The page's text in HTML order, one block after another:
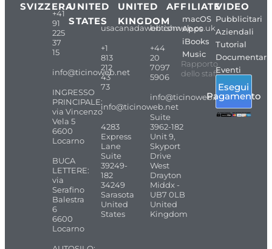
SVIZZERA
+41
91
225
37
15
info@ticinoweb.net
INGRESSO
PRINCIPALE:
via Vincenzo
Vela 5
6600
Locarno
BUCA
LETTERE:
via
Serafino
Balestra
6
6600
Locarno
UNITED
STATES
usacanadaweb.com
+1
813
212
43
73
info@ticinoweb.net
4283
Express
Lane
Suite
39249-
182
34249
Sarasota
United
States
UNITED
KINGDOM
britishweb.co.uk
+44
20
7097
5906
info@ticinoweb.net
Suite
3962-182
Unit 9,
Skyport
Drive
West
Drayton
Middx -
UB7 0LB
United
Kingdom
AFFILIATE
macOS
Apps
iBooks
Music
Rapporto
dello staff
VIDEO
Pubblicitari
Aziendali
Tutorial
Documentari
Eventi
Esegui
Pagamento